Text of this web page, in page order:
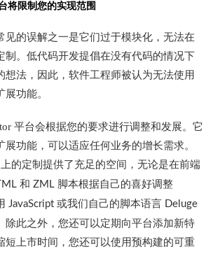
将限制您的实现范围
见的误解之一是它们过于模块化，无法在
制。低代码开发提倡在没有代码的情况下
想法，因此，软件工程师被认为无法使用
功能。
平台会根据您的要求进行调整和发展。它
展功能，可以适应任何业务的增长需求。
的定制提供了充足的空间，无论是在前端
和 ZML 脚本根据自己的喜好调整
JavaScript或我们自己的脚本语言 Deluge
除此之外，您还可以定期向平台添加新特
短上市时间，您还可以使用预构建的可重